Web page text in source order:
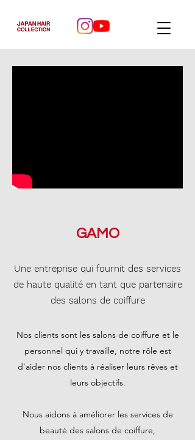
GAMO
Une entreprise qui fournit des services
de haute qualité en tant que partenaire
des salons de coiffure
Nos clients sont les salons de coiffure et le
personnel qui y travaille, notre rôle est
d'aider nos clients à réaliser leurs rêves et
leurs objectifs.
Nous aidons à améliorer les services de
beauté des salons de coiffure,